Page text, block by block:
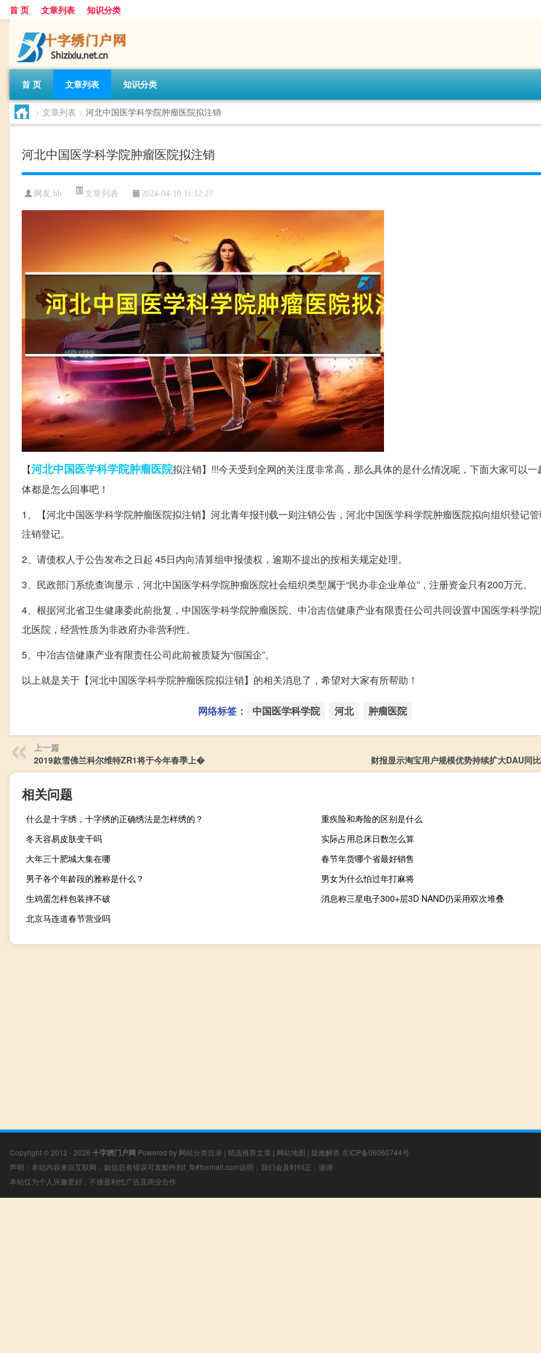
首 页 文章列表 知识分类
首 页 文章列表 知识分类
> 文章列表 > 河北中国医学科学院肿瘤医院拟注销
河北中国医学科学院肿瘤医院拟注销
网友:hb 文章列表 2024-04-10 11:12:27
【河北中国医学科学院肿瘤医院拟注销】!!!今天受到全网的关注度非常高，那么具体的是什么情况呢，下面大家可以一
体都是怎么回事吧！
1、【河北中国医学科学院肿瘤医院拟注销】河北青年报刊载一则注销公告，河北中国医学科学院肿瘤医院拟向组织登记
注销登记。
2、请债权人于公告发布之日起 45日内向清算组申报债权，逾期不提出的按相关规定处理。
3、民政部门系统查询显示，河北中国医学科学院肿瘤医院社会组织类型属于“民办非企业单位”，注册资金只有200万元。
4、根据河北省卫生健康委此前批复，中国医学科学院肿瘤医院、中冶吉信健康产业有限责任公司共同设置中国医学科学
北医院，经营性质为非政府办非营利性。
5、中冶吉信健康产业有限责任公司此前被质疑为“假国企”。
以上就是关于【河北中国医学科学院肿瘤医院拟注销】的相关消息了，希望对大家有所帮助！
网络标签： 中国医学科学院 河北 肿瘤医院
上一篇
2019款雪佛兰科尔维特ZR1将于今年春季上�
财报显示淘宝用户规模优势持续扩大DAU同
相关问题
什么是十字绣，十字绣的正确绣法是怎样绣的？
重疾险和寿险的区别是什么
冬天容易皮肤变干吗
实际占用总床日数怎么算
大年三十肥城大集在哪
春节年货哪个省最好销售
男子各个年龄段的雅称是什么？
男女为什么怕过年打麻将
生鸡蛋怎样包装摔不破
消息称三星电子300+层3D NAND仍采用双次堆叠
北京马连道春节营业吗
Copyright © 2012 - 2026 十字绣门户网 Powered by 网站分类目录 | 精选推荐文章 | 网站地图 | 疑难解答 京ICP备06060744号
声明：本站内容来自互联网，如信息有错误可发邮件到f_fb#foxmail.com说明，我们会及时纠正，谢谢
本站仅为个人兴趣爱好，不接盈利性广告及商业合作